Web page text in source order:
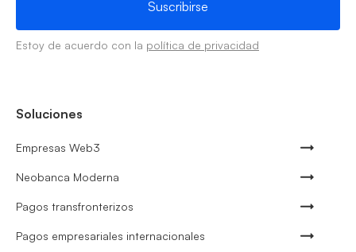
Estoy de acuerdo con la política de privacidad
Soluciones
Empresas Web3
Neobanca Moderna
Pagos transfronterizos
Pagos empresariales internacionales